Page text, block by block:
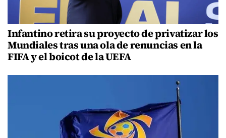
Infantino retira su proyecto de privatizar los
Mundiales tras una ola de renuncias en la
FIFA y el boicot de la UEFA